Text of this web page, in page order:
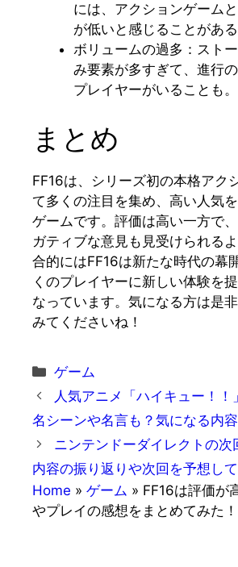
には、アクションゲーム
が低いと感じることがある
ボリュームの過多：スト
み要素が多すぎて、進行
プレイヤーがいることも。
まとめ
FF16は、シリーズ初の本格アク
て多くの注目を集め、高い人気
ゲームです。評価は高い一方で
ガティブな意見も見受けられる
合的にはFF16は新たな時代の幕
くのプレイヤーに新しい体験を
なっています。気になる方は是
みてくださいね！
カ
テ
ゴ
リ
ー
ゲーム
人気アニメ「ハイキュー！！
名シーンや名言も？気になる内
ニンテンドーダイレクトの次
内容の振り返りや次回を予想して
Home » ゲーム » FF16は評価が
やプレイの感想をまとめてみた！